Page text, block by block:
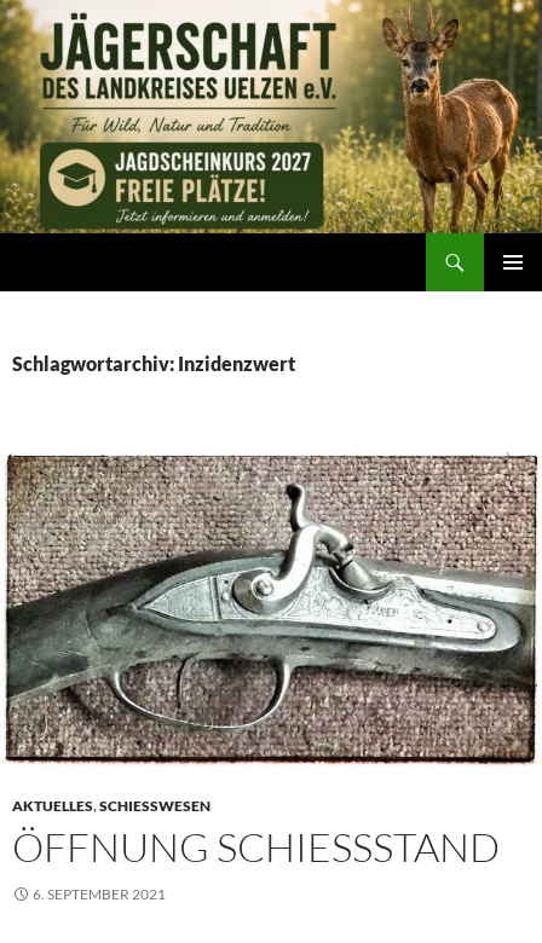
Zum
Inhalt
springen
Schlagwortarchiv: Inzidenzwert
AKTUELLES,SCHIESSWESEN
ÖFFNUNG SCHIESSSTAND
6. SEPTEMBER 2021